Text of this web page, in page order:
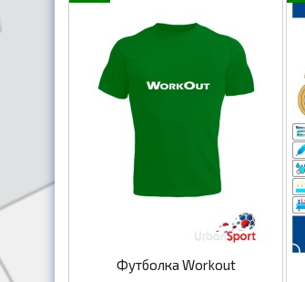
Футболка Workout